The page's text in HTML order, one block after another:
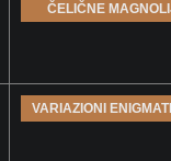
ČELIČNE
VARIAZIONI